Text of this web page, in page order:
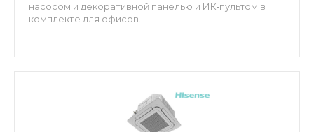
насосом и декоративной панелью и ИК‑пультом в
комплекте для офисов.